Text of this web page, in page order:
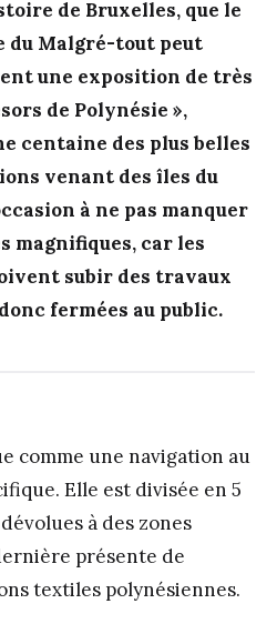
de Bruxelles, que le
du Malgré-tout peut
une exposition de très
de Polynésie »,
centaine des plus belles
venant des îles du
à ne pas manquer
magnifiques, car les
subir des travaux
fermées au public.
comme une navigation au
Elle est divisée en 5
à des zones
présente de
textiles polynésiennes.